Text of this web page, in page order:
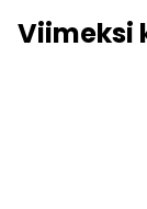
Viimeksi